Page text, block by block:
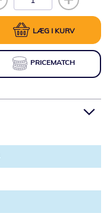
LÆG I KURV
PRICEMATCH